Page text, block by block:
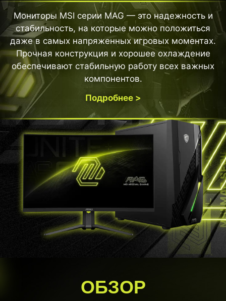
Мониторы MSI серии MAG — это надежность и
стабильность, на которые можно положиться
даже в самых напряженных игровых моментах.
Прочная конструкция и хорошее охлаждение
обеспечивают стабильную работу всех важных
компонентов.
Подробнее >
ОБЗОР